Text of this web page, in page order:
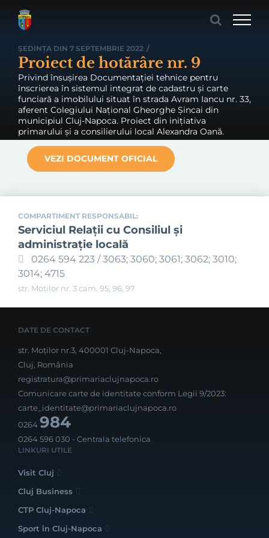
ȘEDINȚA DIN 7 SEPTEMBRIE 2022 /
Proiect de hotărâre nr. 9
Privind însușirea Documentației tehnice pentru
înscrierea în sistemul integrat de cadastru și carte
funciară a imobilului situat în strada Avram Iancu nr. 33,
aferent Colegiului Național Gheorghe Șincai din
municipiul Cluj-Napoca. Proiect din inițiativa
primarului și a consilierului local Alexandra Oană.
VEZI DOCUMENT OFICIAL
COMPARTIMENT RESPONSABIL:
Serviciul Relaţii cu Consiliul şi
administraţie locală
0264 594 223 / 3063; 3060; 3061; 3062; 3010;
3014; 4715
str. Moților nr. 3 cam. 95, 96, 97
DATE DE CONTACT
str. Moților nr.3, 400001 Cluj-Napoca,
Cluj, România
registratura@primariaclujnapoca.ro
Comunicare carte de identitate conform Legii 9/2023:
carte_identitate@primariaclujnapoca.ro
0264984
0264 596 030 - Centrala telefonica
LINKURI UTILE
Visit Cluj
Cluj Business
CTP Cluj-Napoca
Sport în Cluj-Napoca